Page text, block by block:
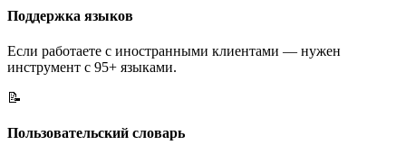
Поддержка языков
Если работаете с иностранными клиентами — нужен
инструмент с 95+ языками.
📝
Пользовательский словарь